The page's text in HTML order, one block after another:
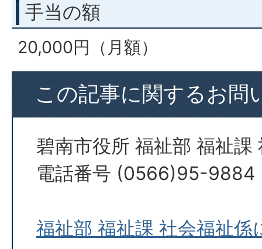
手当の額
20,000円（月額）
この記事に関するお問
碧南市役所 福祉部 福祉課
電話番号 (0566)95-9884
福祉部 福祉課 社会福祉係